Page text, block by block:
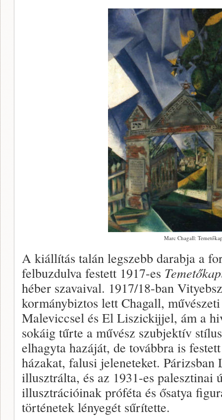
Marc Chagall:
A kiállítás talán legszebb darabja a
felbuzdulva festett 1917-es
héber szavaival. 1917/18-ban
kormánybiztos lett Chagall,
Maleviccsel és El Liszickijjel, ám a
sokáig tűrte a művész szubjektív
elhagyta hazáját, de továbbra is
házakat, falusi jeleneteket. Párizsban
illusztrálta, és az 1931-es palesztinai
illusztrációinak próféta és ősatya
történetek lényegét sűrítette.